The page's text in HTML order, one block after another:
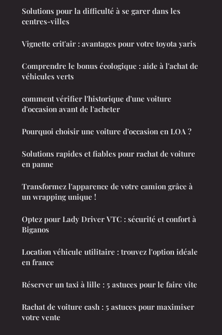
Solutions pour la difficulté à se garer dans les
centres-villes
Vignette crit'air : avantages pour votre toyota yaris
Comprendre le bonus écologique : aide à l'achat de
véhicules verts
comment vérifier l'historique d'une voiture
d'occasion avant de l'acheter
Pourquoi choisir une voiture d'occasion en LOA ?
Solutions rapides et fiables pour rachat de voiture
en panne
Transformez l'apparence de votre camion grâce à
un wrapping unique !
Optez pour Lady Driver VTC : sécurité et confort à
Biganos
Location véhicule utilitaire : trouvez l'option idéale
en france
Réserver un taxi à lille : 5 astuces pour le faire vite
Rachat de voiture cash : 5 astuces pour maximiser
votre vente